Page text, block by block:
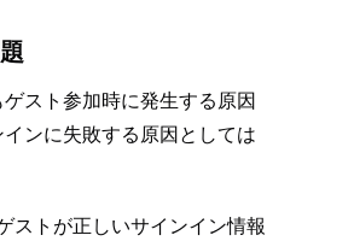
スト参加時に発生する原因
ンに失敗する原因としては
ストが正しいサインイン情報